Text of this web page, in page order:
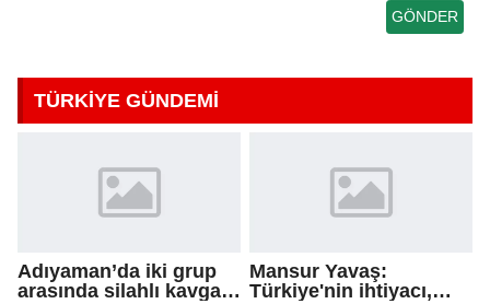
TÜRKİYE GÜNDEMİ
Adıyaman’da iki grup
arasında silahlı kavga:
Mansur Yavaş:
Türkiye'nin ihtiyacı,